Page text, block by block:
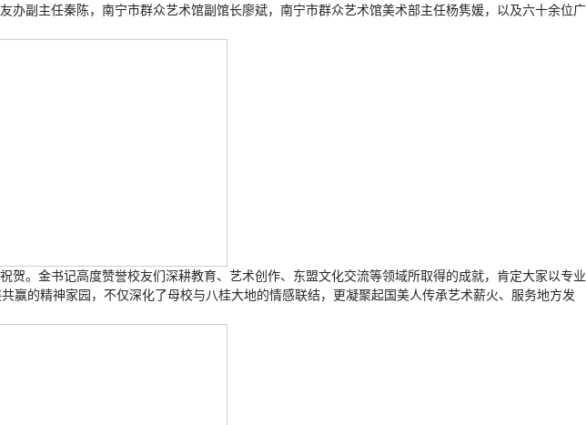
副主任秦陈，南宁市群众艺术馆副馆长廖斌，南宁市群众艺术馆美术部主任杨隽媛，以及六十余位广
。金书记高度赞誉校友们深耕教育、艺术创作、东盟文化交流等领域所取得的成就，肯定大家以专业
赢的精神家园，不仅深化了母校与八桂大地的情感联结，更凝聚起国美人传承艺术薪火、服务地方发